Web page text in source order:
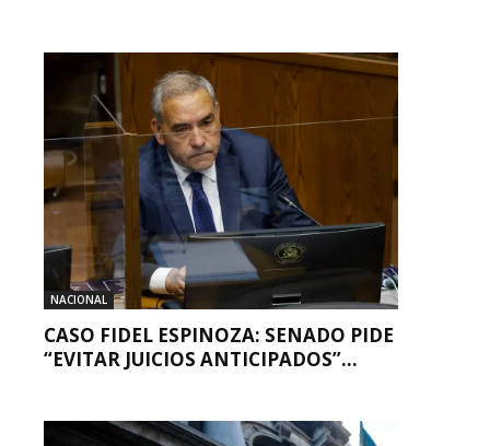
NACIONAL
CASO FIDEL ESPINOZA: SENADO PIDE
“EVITAR JUICIOS ANTICIPADOS”...